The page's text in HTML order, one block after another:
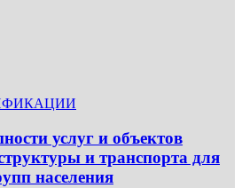
услуг и объектов
и транспорта для
населения